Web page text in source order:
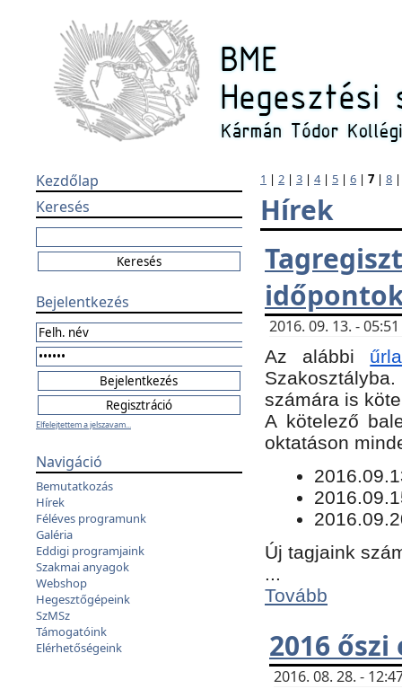
Kezdőlap
Keresés
Bejelentkezés
Elfelejtettem a jelszavam...
Navigáció
Bemutatkozás
Hírek
Féléves programunk
Galéria
Eddigi programjaink
Szakmai anyagok
Webshop
Hegesztőgépeink
SzMSz
Támogatóink
Elérhetőségeink
1 | 2 | 3 | 4| 5 | 6 | 7 | 8
Hírek
2016. 09. 13. -
Az alábbi
számára is
​A kötelező
oktatáson
Új tagjaink
...
Tovább
2016
2016. 08. 28. -